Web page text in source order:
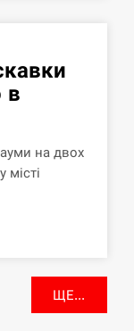
в
на двох
місті
ЩЕ...